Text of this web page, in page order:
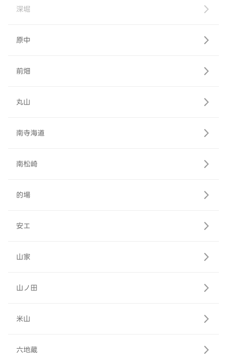
深堀
原中
前畑
丸山
南寺海道
南松崎
的場
安エ
山家
山ノ田
米山
六地蔵